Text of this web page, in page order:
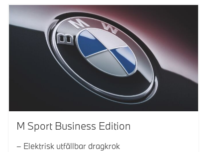
M Sport Business Edition
Elektrisk utfällbar dragkrok